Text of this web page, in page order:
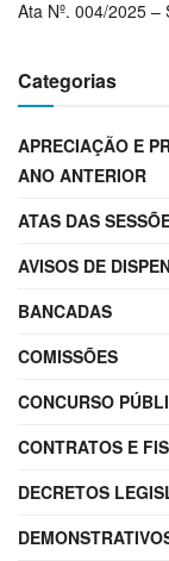
Ata Nº. 004/2025
Categorias
APRECIAÇÃO E
ANO ANTERIOR
ATAS DAS
AVISOS DE
BANCADAS
COMISSÕES
CONCURSO
CONTRATOS E
DECRETOS